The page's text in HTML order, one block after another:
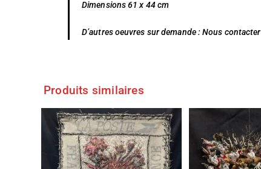
Dimensions 61 x 44 cm
D’autres oeuvres sur demande :Nous contacter
Produits similaires